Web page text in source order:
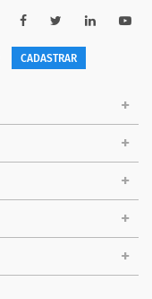
CADASTRAR